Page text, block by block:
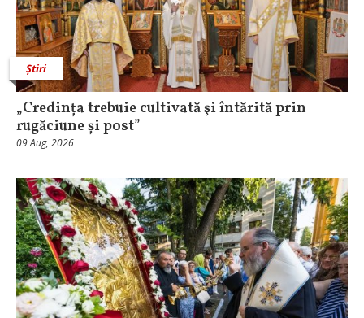
Știri
„Credința trebuie cultivată şi întărită prin
rugăciune și post”
09 Aug, 2026